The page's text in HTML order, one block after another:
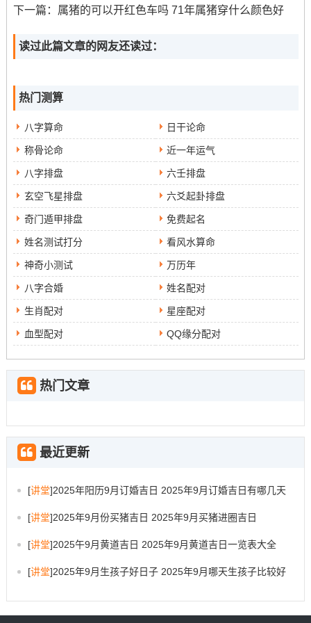
晰；条理分明;而且表现了较高的写作能力同思维详细...
下一篇： 属猪的可以开红色车吗 71年属猪穿什么颜色好
读过此篇文章的网友还读过：
热门测算
八字算命 日干论命
称骨论命 近一年运气
八字排盘 六壬排盘
玄空飞星排盘 六爻起卦排盘
奇门遁甲排盘 免费起名
姓名测试打分 看风水算命
神奇小测试 万历年
八字合婚 姓名配对
生肖配对 星座配对
血型配对 QQ缘分配对
热门文章
最近更新
[讲堂]2025年阳历9月订婚吉日 2025年9月订婚吉日有哪几天
[讲堂]2025年9月份买猪吉日 2025年9月买猪进圈吉日
[讲堂]2025午9月黄道吉日 2025年9月黄道吉日一览表大全
[讲堂]2025年9月生孩子好日子 2025年9月哪天生孩子比较好